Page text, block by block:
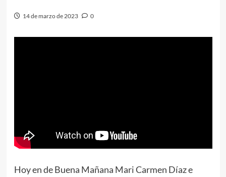
14 de marzo de 2023 0
Hoy en de Buena Mañana Mari Carmen Díaz e